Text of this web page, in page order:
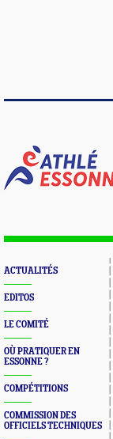
ACTUALITÉS
EDITOS
LE COMITÉ
OÙ PRATIQUER EN
ESSONNE ?
COMPÉTITIONS
COMMISSION DES
OFFICIELS TECHNIQUES